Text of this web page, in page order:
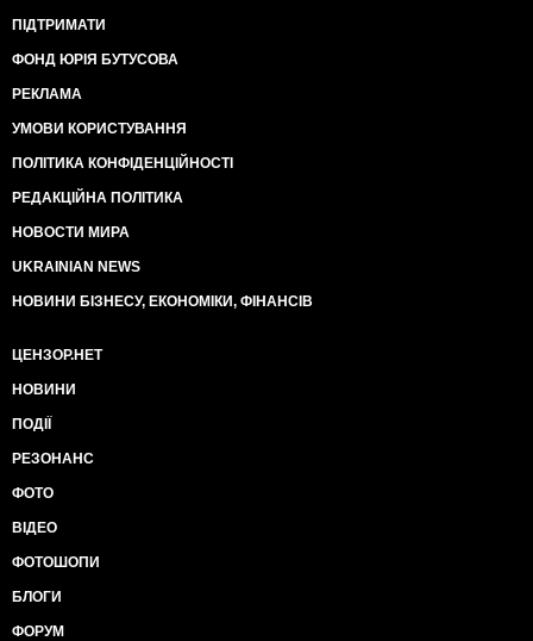
ПІДТРИМАТИ
ФОНД ЮРІЯ БУТУСОВА
РЕКЛАМА
УМОВИ КОРИСТУВАННЯ
ПОЛІТИКА КОНФІДЕНЦІЙНОСТІ
РЕДАКЦІЙНА ПОЛІТИКА
НОВОСТИ МИРА
UKRAINIAN NEWS
НОВИНИ БІЗНЕСУ, ЕКОНОМІКИ, ФІНАНСІВ
ЦЕНЗОР.НЕТ
НОВИНИ
ПОДІЇ
РЕЗОНАНС
ФОТО
ВІДЕО
ФОТОШОПИ
БЛОГИ
ФОРУМ